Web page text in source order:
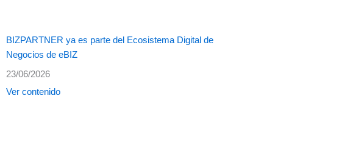
BIZPARTNER ya es parte del Ecosistema Digital de
Negocios de eBIZ
23/06/2026
Ver contenido